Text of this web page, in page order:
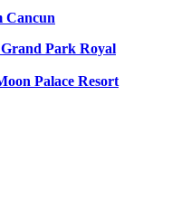
Cancun
Grand Park Royal
Palace Resort